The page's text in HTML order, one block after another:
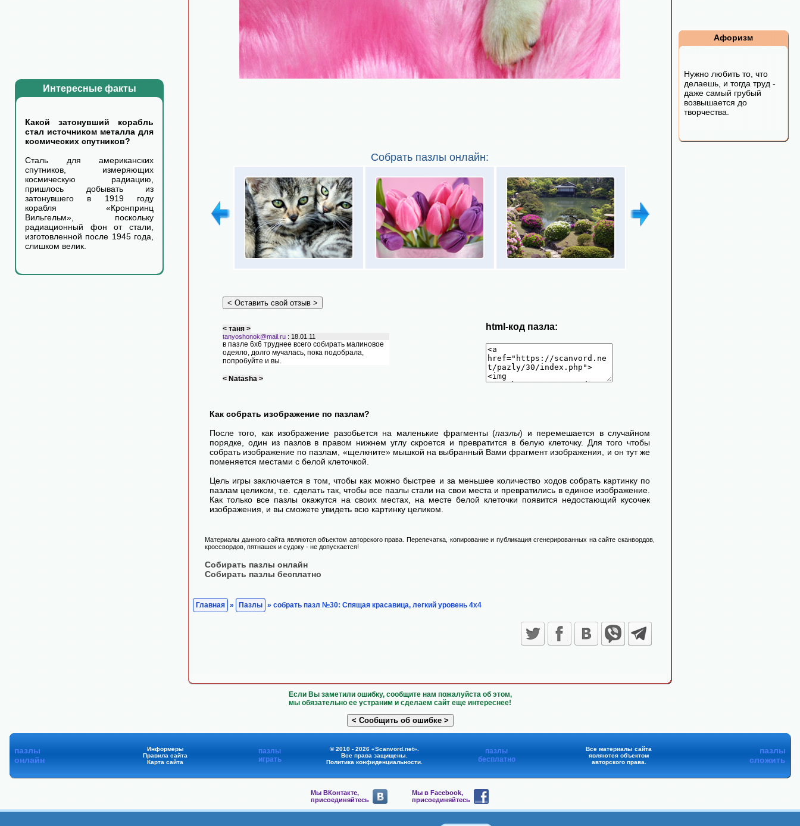
Интересные факты
Какой затонувший корабль
стал источником металла для
космических спутников?
Сталь для американских
спутников, измеряющих
космическую радиацию,
пришлось добывать из
затонувшего в 1919 году
корабля «Кронпринц
Вильгельм», поскольку
радиационный фон от стали,
изготовленной после 1945 года,
слишком велик.
Собрать пазлы онлайн:
< таня >
tanyoshonok@mail.ru : 18.01.11
в пазле 6х6 труднее всего собирать малиновое
одеяло, долго мучалась, пока подобрала,
попробуйте и вы.
< Natasha >
не мальчик :)
html-код пазла:
Как собрать изображение по пазлам?
После того, как изображение разобьется на маленькие фрагменты (пазлы) и перемешается в случайном
порядке, один из пазлов в правом нижнем углу скроется и превратится в белую клеточку. Для того чтобы
собрать изображение по пазлам, «щелкните» мышкой на выбранный Вами фрагмент изображения, и он тут же
поменяется местами с белой клеточкой.
Цель игры заключается в том, чтобы как можно быстрее и за меньшее количество ходов собрать картинку по
пазлам целиком, т.е. сделать так, чтобы все пазлы стали на свои места и превратились в единое изображение.
Как только все пазлы окажутся на своих местах, на месте белой клеточки появится недостающий кусочек
изображения, и вы сможете увидеть всю картинку целиком.
Материалы данного сайта являются объектом авторского права. Перепечатка, копирование и публикация сгенерированных на сайте сканвордов,
кроссвордов, пятнашек и судоку - не допускается!
Собирать пазлы онлайн
Собирать пазлы бесплатно
Главная » Пазлы » собрать пазл №30: Спящая красавица, легкий уровень 4х4
Афоризм
Нужно любить то, что
делаешь, и тогда труд -
даже самый грубый
возвышается до
творчества.
Если Вы заметили ошибку, сообщите нам пожалуйста об этом,
мы обязательно ее устраним и сделаем сайт еще интереснее!
пазлы
онлайн
Информеры
Правила сайта
Карта сайта
пазлы
играть
© 2010 - 2026 «Scanvord.net».
Все права защищены.
Политика конфиденциальности.
пазлы
бесплатно
Все материалы сайта
являются объектом
авторского права.
пазлы
сложить
Мы ВКонтакте,
присоединяйтесь
Мы в Facebook,
присоединяйтесь
присоединяйтесь